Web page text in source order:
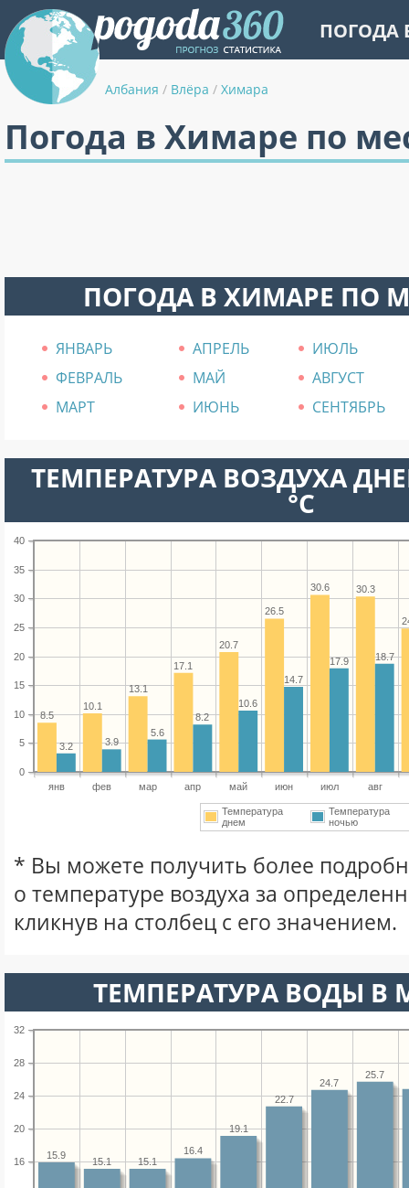
ПОГОДА
Албания / Влёра / Химара
Погода в Химаре по
ПОГОДА В ХИМАРЕ ПО
ЯНВАРЬ АПРЕЛЬ
ИЮЛЬ
ФЕВРАЛЬ
МАЙ
АВГУСТ
МАРТ
ИЮНЬ СЕНТЯБРЬ
ТЕМПЕРАТУРА ВОЗДУХА
°C
янв фев мар апр май июн июл авг
0
5
10
15
20
25
30
35
40
30.3
30.6
26.5
20.7
17.1
13.1
10.1
8.5
18.7
17.9
14.7
10.6
8.2
5.6
3.9
3.2
Температура
днем
Температура
ночью
* Вы можете получить более
о температуре воздуха за
кликнув на столбец с его значением.
ТЕМПЕРАТУРА ВОДЫ В
16
20
24
28
32
25.7
24.7
22.7
19.1
16.4
15.1
15.1
15.9